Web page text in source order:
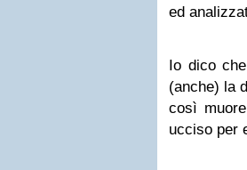
ed
Io dico
(anche) la
così
ucciso per